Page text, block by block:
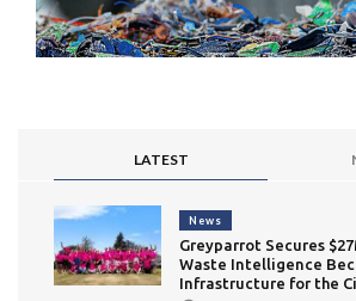
LATEST
News
Greyparrot Secures
Waste Intelligence
Infrastructure for the